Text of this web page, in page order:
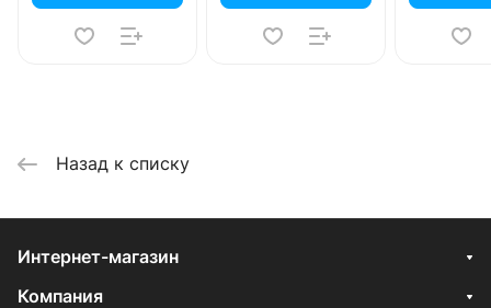
Назад к списку
Интернет-магазин
Компания